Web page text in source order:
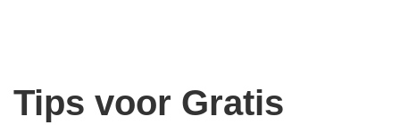
Tips voor Gratis